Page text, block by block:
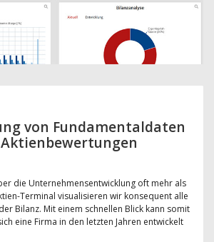
von Fundamentaldaten
die Unternehmensentwicklung oft mehr als
Terminal visualisieren wir konsequent alle
Bilanz. Mit einem schnellen Blick kann somit
eine Firma in den letzten Jahren entwickelt